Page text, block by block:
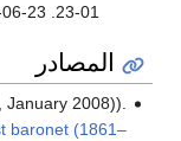
01-23
23
المصادر
January 2008)).
baronet (1861–